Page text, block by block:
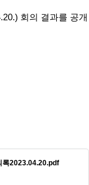
회의 결과를 공개
록2023.04.20.pdf